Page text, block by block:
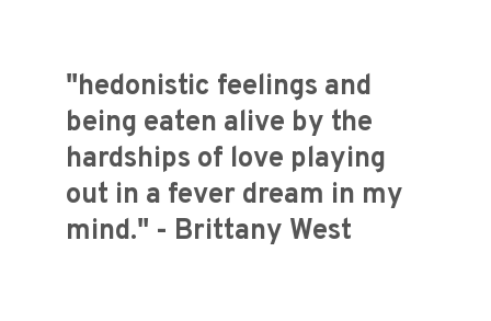
"hedonistic feelings and
being eaten alive by the
hardships of love playing
out in a fever dream in my
mind." - Brittany West